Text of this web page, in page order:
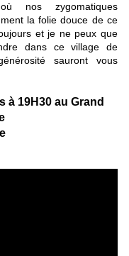
nos zygomatiques
la folie douce de ce
et je ne peux que
dans ce village de
sauront vous
à 19H30 au Grand